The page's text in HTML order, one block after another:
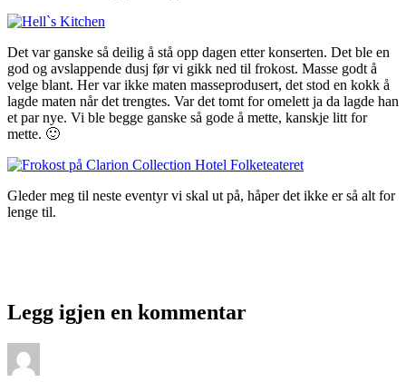
Det var ganske så deilig å stå opp dagen etter konserten. Det ble en
god og avslappende dusj før vi gikk ned til frokost. Masse godt å
velge blant. Her var ikke maten masseprodusert, det stod en kokk å
lagde maten når det trengtes. Var det tomt for omelett ja da lagde han
et par nye. Vi ble begge ganske så gode å mette, kanskje litt for
mette. 🙂
Gleder meg til neste eventyr vi skal ut på, håper det ikke er så alt for
lenge til.
Legg igjen en kommentar